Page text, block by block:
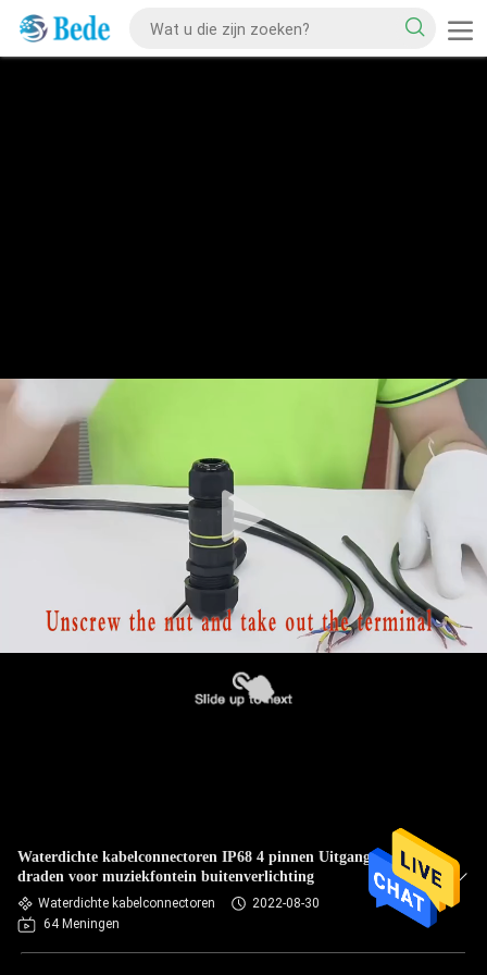
Waterdichte kabelconnectoren IP68 4 pinnen Uitgang 2 ~ 4
draden voor muziekfontein buitenverlichting
Waterdichte kabelconnectoren
2022-08-30
64 Meningen